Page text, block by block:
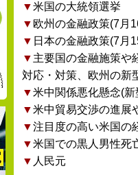
▼米国の大統領選挙
▼ 欧州の金融政策(7月
▼ 日本の金融政策(7月
▼ 主要国の金融施策や
対応・対策、欧州の新
▼米中関係悪化懸念(
▼米中貿易交渉の進展
▼注目度の高い米国の
▼米国での黒人男性死
▼ 人民元